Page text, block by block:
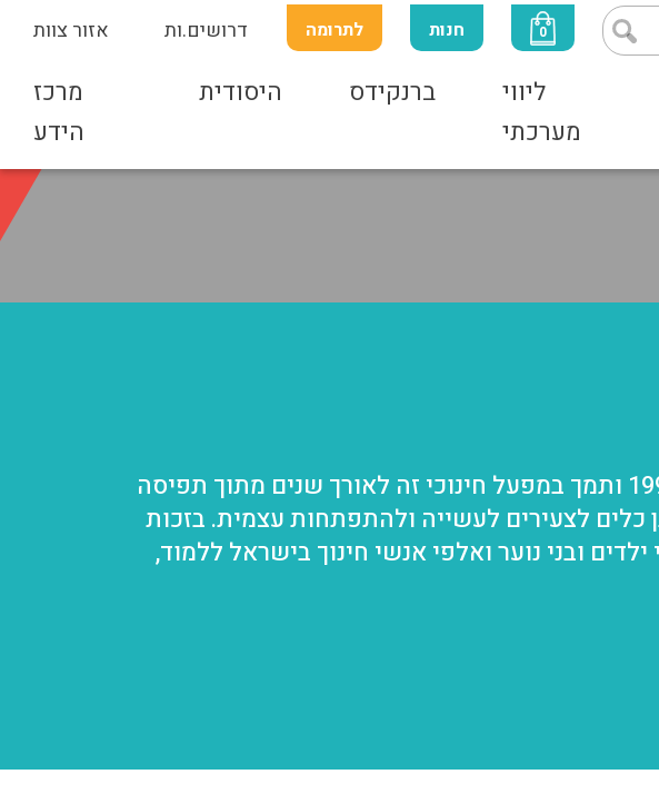
0 חנות לתרומה דרושים.ות אזור צוות
ליווי
מערכתי
ברנקידס היסודית
מרכז
הידע
ד"ר ברנקו וייס הקים את מכון ברנקו וייס בשנת 1990 ותמך במפעל חינוכי זה לאורך שנים מתוך תפיסה
לצעירים לעשייה ולהתפתחות עצמית. בזכות
ובני נוער ואלפי אנשי חינוך בישראל ללמוד,